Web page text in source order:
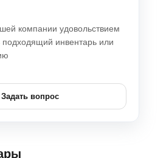
компании удовольствием
подходящий инвентарь или
Задать вопрос